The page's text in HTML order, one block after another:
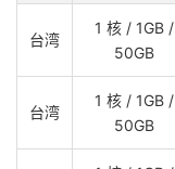
台湾
1 核 / 1GB /
50GB
台湾
1 核 / 1GB /
50GB